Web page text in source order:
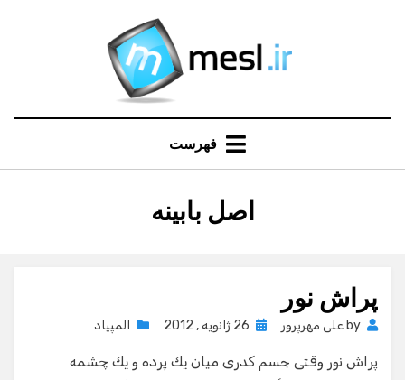
فهرست
برچسب
:
اصل بابینه
پراش نور
by علی مهرپرور
Posted
26 ژانویه , 2012 المپیاد
پراش نور وقتی جسم كدری میان یك پرده و یك چشمه